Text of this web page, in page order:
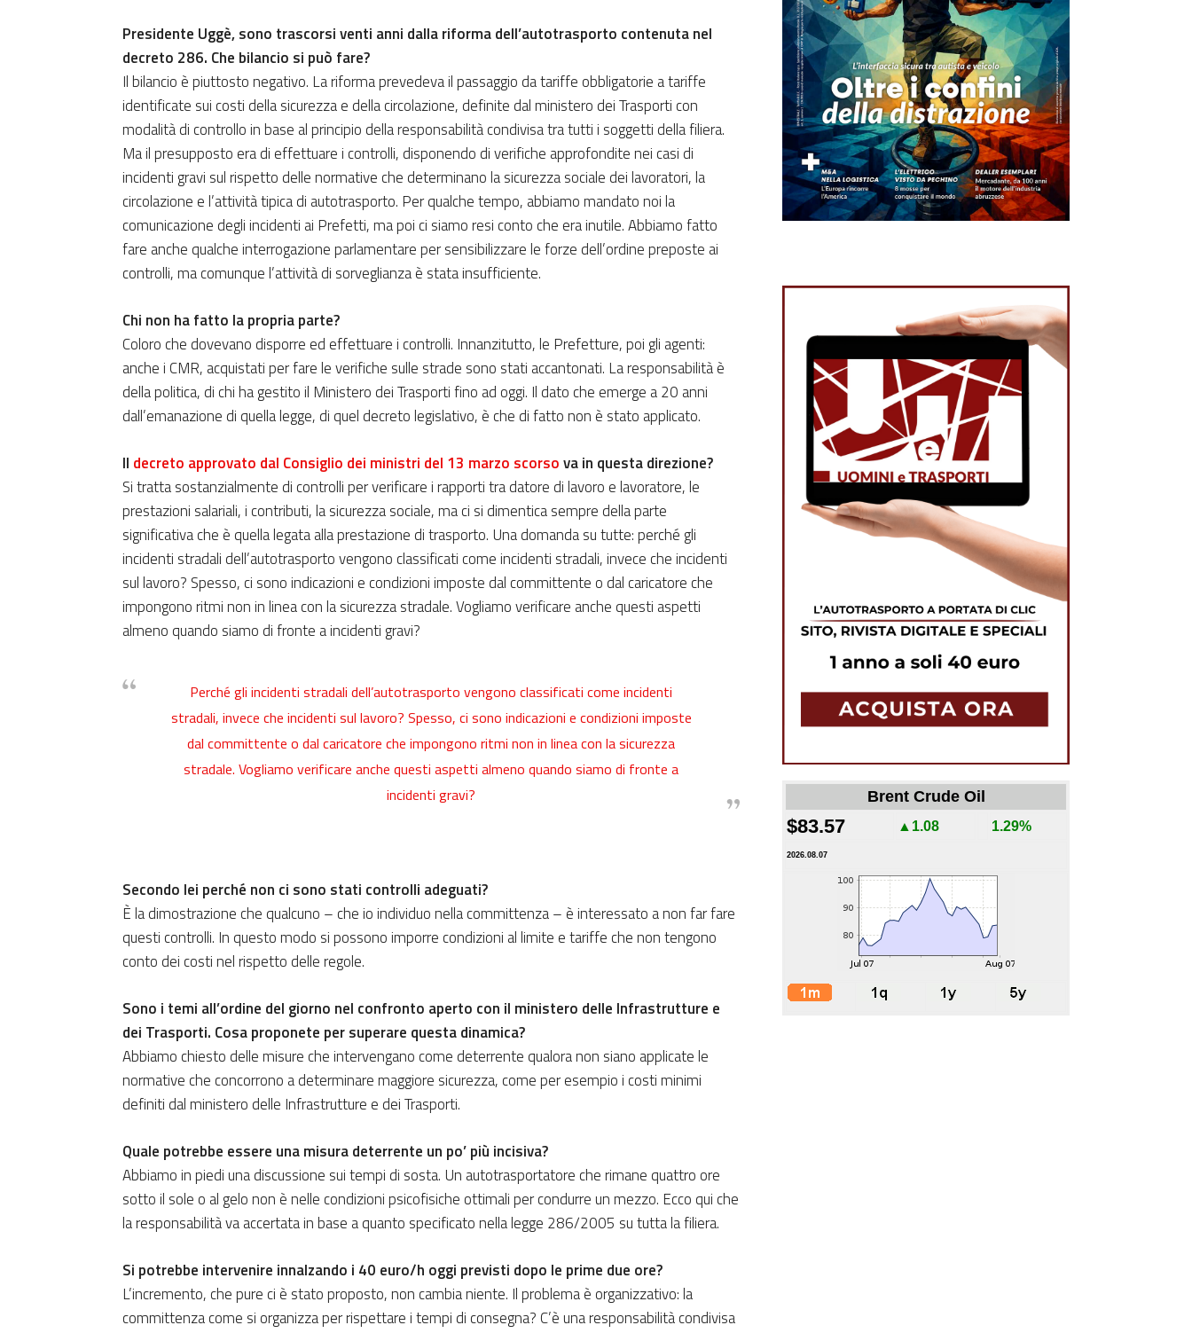
Presidente Uggè, sono trascorsi venti anni dalla riforma dell’autotrasporto contenuta nel
decreto 286. Che bilancio si può fare?
Il bilancio è piuttosto negativo. La riforma prevedeva il passaggio da tariffe obbligatorie a tariffe
identificate sui costi della sicurezza e della circolazione, definite dal ministero dei Trasporti con
modalità di controllo in base al principio della responsabilità condivisa tra tutti i soggetti della filiera.
Ma il presupposto era di effettuare i controlli, disponendo di verifiche approfondite nei casi di
incidenti gravi sul rispetto delle normative che determinano la sicurezza sociale dei lavoratori, la
circolazione e l’attività tipica di autotrasporto. Per qualche tempo, abbiamo mandato noi la
comunicazione degli incidenti ai Prefetti, ma poi ci siamo resi conto che era inutile. Abbiamo fatto
fare anche qualche interrogazione parlamentare per sensibilizzare le forze dell’ordine preposte ai
controlli, ma comunque l’attività di sorveglianza è stata insufficiente.
Chi non ha fatto la propria parte?
Coloro che dovevano disporre ed effettuare i controlli. Innanzitutto, le Prefetture, poi gli agenti:
anche i CMR, acquistati per fare le verifiche sulle strade sono stati accantonati. La responsabilità è
della politica, di chi ha gestito il Ministero dei Trasporti fino ad oggi. Il dato che emerge a 20 anni
dall’emanazione di quella legge, di quel decreto legislativo, è che di fatto non è stato applicato.
Il decreto approvato dal Consiglio dei ministri del 13 marzo scorsova in questa direzione?
Si tratta sostanzialmente di controlli per verificare i rapporti tra datore di lavoro e lavoratore, le
prestazioni salariali, i contributi, la sicurezza sociale, ma ci si dimentica sempre della parte
significativa che è quella legata alla prestazione di trasporto. Una domanda su tutte: perché gli
incidenti stradali dell’autotrasporto vengono classificati come incidenti stradali, invece che incidenti
sul lavoro? Spesso, ci sono indicazioni e condizioni imposte dal committente o dal caricatore che
impongono ritmi non in linea con la sicurezza stradale. Vogliamo verificare anche questi aspetti
almeno quando siamo di fronte a incidenti gravi?
Perché gli incidenti stradali dell’autotrasporto vengono classificati come incidenti
stradali, invece che incidenti sul lavoro? Spesso, ci sono indicazioni e condizioni imposte
dal committente o dal caricatore che impongono ritmi non in linea con la sicurezza
stradale. Vogliamo verificare anche questi aspetti almeno quando siamo di fronte a
incidenti gravi?
Secondo lei perché non ci sono stati controlli adeguati?
È la dimostrazione che qualcuno – che io individuo nella committenza – è interessato a non far fare
questi controlli. In questo modo si possono imporre condizioni al limite e tariffe che non tengono
conto dei costi nel rispetto delle regole.
Sono i temi all’ordine del giorno nel confronto aperto con il ministero delle Infrastrutture e
dei Trasporti. Cosa proponete per superare questa dinamica?
Abbiamo chiesto delle misure che intervengano come deterrente qualora non siano applicate le
normative che concorrono a determinare maggiore sicurezza, come per esempio i costi minimi
definiti dal ministero delle Infrastrutture e dei Trasporti.
Quale potrebbe essere una misura deterrente un po’ più incisiva?
Abbiamo in piedi una discussione sui tempi di sosta. Un autotrasportatore che rimane quattro ore
sotto il sole o al gelo non è nelle condizioni psicofisiche ottimali per condurre un mezzo. Ecco qui che
la responsabilità va accertata in base a quanto specificato nella legge 286/2005 su tutta la filiera.
Si potrebbe intervenire innalzando i 40 euro/h oggi previsti dopo le prime due ore?
L’incremento, che pure ci è stato proposto, non cambia niente. Il problema è organizzativo: la
committenza come si organizza per rispettare i tempi di consegna? C’è una responsabilità condivisa
Brent Crude Oil
$83.57 ▲1.08 1.29%
2026.08.07